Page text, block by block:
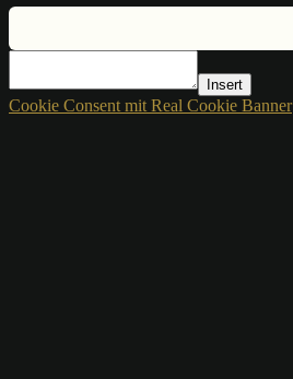
Insert
Cookie Consent mit Real Cookie Banner